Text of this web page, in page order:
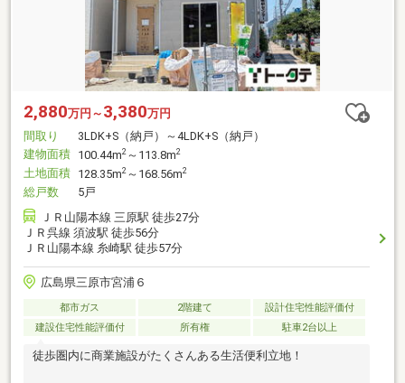
2,880万円～ 3,380万円
間取り
3LDK+S（納戸）～4LDK+S（納戸）
建物面積 100.44m2 ～113.8m2
土地面積 128.35m2 ～168.56m2
総戸数
5戸
ＪＲ山陽本線 三原駅 徒歩27分
ＪＲ呉線 須波駅 徒歩56分
ＪＲ山陽本線 糸崎駅 徒歩57分
広島県三原市宮浦６
都市ガス 2階建て
設計住宅性能評価付
建設住宅性能評価付
所有権 駐車2台以上
徒歩圏内に商業施設がたくさんある生活便利立地！